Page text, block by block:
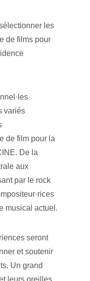
les
de films pour
variés
de film pour la
De la
aux
par le rock
musical actuel.
seront
et soutenir
Un grand
leurs oreilles